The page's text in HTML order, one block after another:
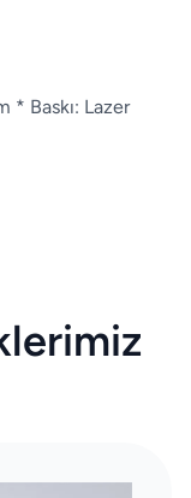
* Baskı: Lazer